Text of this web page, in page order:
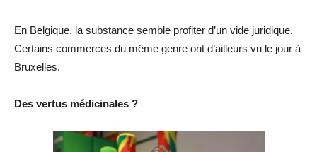
En Belgique, la substance semble profiter d’un vide juridique.
Certains commerces du même genre ont d’ailleurs vu le jour à
Bruxelles.
Des vertus médicinales ?